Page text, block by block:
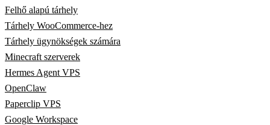
Felhő alapú tárhely
Tárhely WooCommerce-hez
Tárhely ügynökségek számára
Minecraft szerverek
Hermes Agent VPS
OpenClaw
Paperclip VPS
Google Workspace